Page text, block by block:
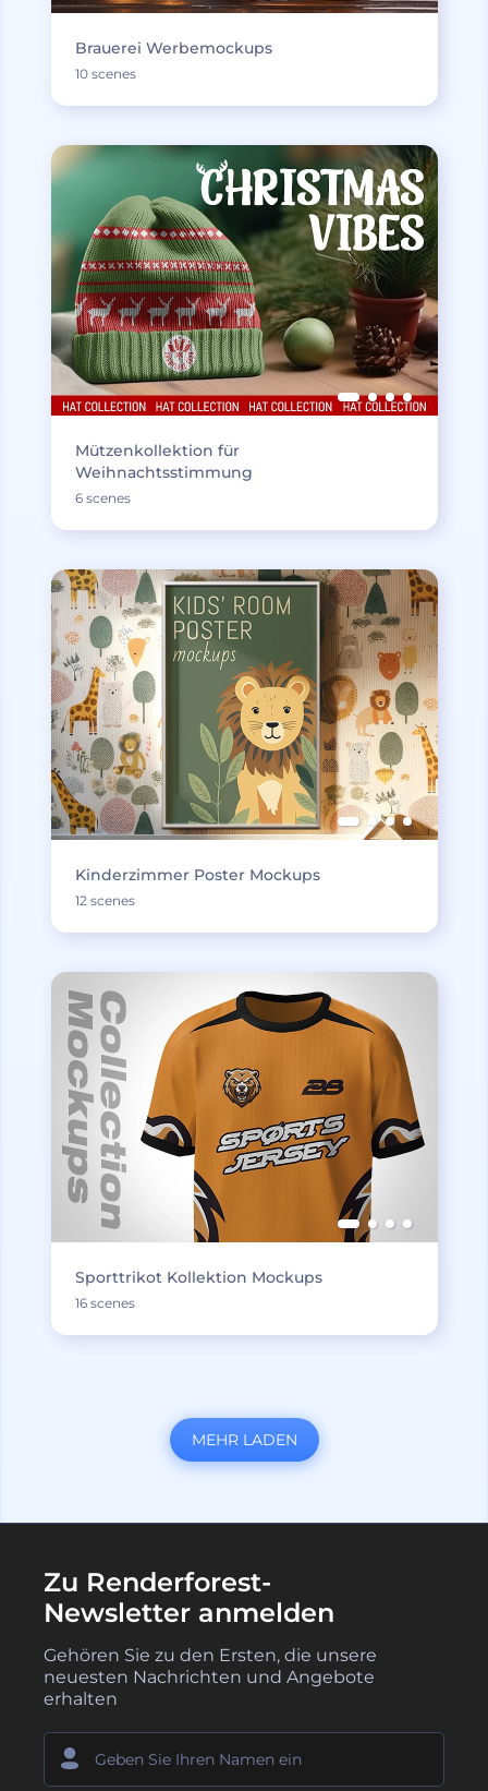
Brauerei Werbemockups
10 scenes
Mützenkollektion für
Weihnachtsstimmung
6 scenes
Kinderzimmer Poster Mockups
12 scenes
Sporttrikot Kollektion Mockups
16 scenes
MEHR LADEN
Zu Renderforest-
Newsletter anmelden
Gehören Sie zu den Ersten, die unsere
neuesten Nachrichten und Angebote
erhalten